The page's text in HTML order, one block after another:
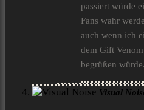
passiert würde
Fans wahr
auch wenn ich
dem Gift
begrüßen würde.
Visual